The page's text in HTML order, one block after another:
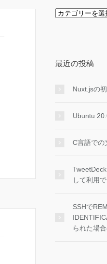
カ
最近の投稿
Nuxt.jsの
Ubuntu
C言語での
して利用
SSHで
られた場